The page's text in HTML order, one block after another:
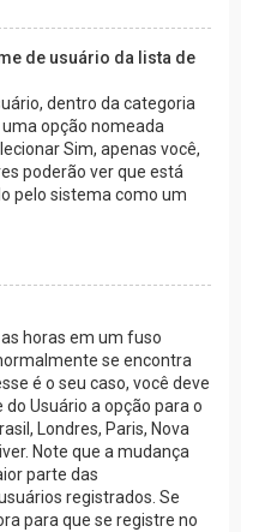
de usuário da lista de
dentro da categoria
opção nomeada
Sim, apenas você,
poderão ver que está
pelo sistema como um
horas em um fuso
se encontra
é o seu caso, você deve
Usuário a opção para o
Londres, Paris, Nova
Note que a mudança
parte das
registrados. Se
para que se registre no